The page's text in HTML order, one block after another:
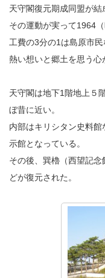
天守閣復元期成同盟が結
その運動が実って1964
工費の3分の1は島原市
熱い想いと郷土を思う心
天守閣は地下1階地上５
ぼ昔に近い。
内部はキリシタン史料
示館となっている。
その後、巽櫓（西望記
どが復元された。